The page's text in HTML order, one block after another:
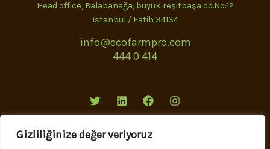
Gizliliğinize değer veriyoruz
Head office, Balabanağa, büyük reşitpaşa cd.No:12
Istanbul / Fatih 34134
info@ecofarmpro.com
444 0 414
T
w
i
t
t
L
i
n
k
e
F
a
c
b
I
n
s